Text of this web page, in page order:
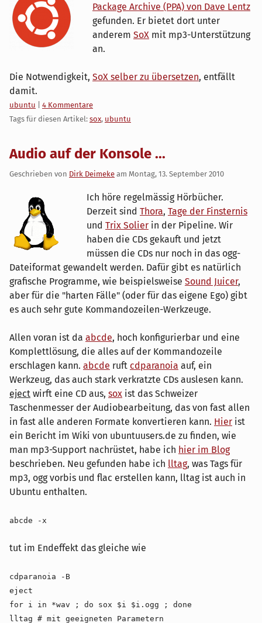
Package Archive (PPA) von Dave Lentz
gefunden. Er bietet dort unter
anderem SoX mit mp3-Unterstützung
an.
Die Notwendigkeit, SoX selber zu übersetzen, entfällt
damit.
Kategorien:
ubuntu
4 Kommentare
Tags für diesen Artikel: sox, ubuntu
Audio auf der Konsole ...
Geschrieben von Dirk Deimeke am Montag, 13. September 2010
Ich höre regelmässig Hörbücher.
Derzeit sind Thora, Tage der Finsternis
und Trix Solier in der Pipeline. Wir
haben die CDs gekauft und jetzt
müssen die CDs nur noch in das ogg-
Dateiformat gewandelt werden. Dafür gibt es natürlich
grafische Programme, wie beispielsweise Sound Juicer,
aber für die "harten Fälle" (oder für das eigene Ego) gibt
es auch sehr gute Kommandozeilen-Werkzeuge.
Allen voran ist da abcde, hoch konfigurierbar und eine
Komplettlösung, die alles auf der Kommandozeile
erschlagen kann. abcde ruft cdparanoia auf, ein
Werkzeug, das auch stark verkratzte CDs auslesen kann.
eject wirft eine CD aus, sox ist das Schweizer
Taschenmesser der Audiobearbeitung, das von fast allen
in fast alle anderen Formate konvertieren kann. Hier ist
ein Bericht im Wiki von ubuntuusers.de zu finden, wie
man mp3-Support nachrüstet, habe ich hier im Blog
beschrieben. Neu gefunden habe ich lltag, was Tags für
mp3, ogg vorbis und flac erstellen kann, lltag ist auch in
Ubuntu enthalten.
abcde -x
tut im Endeffekt das gleiche wie
cdparanoia -B
eject
for i in *wav ; do sox $i $i.ogg ; done
lltag # mit geeigneten Parametern